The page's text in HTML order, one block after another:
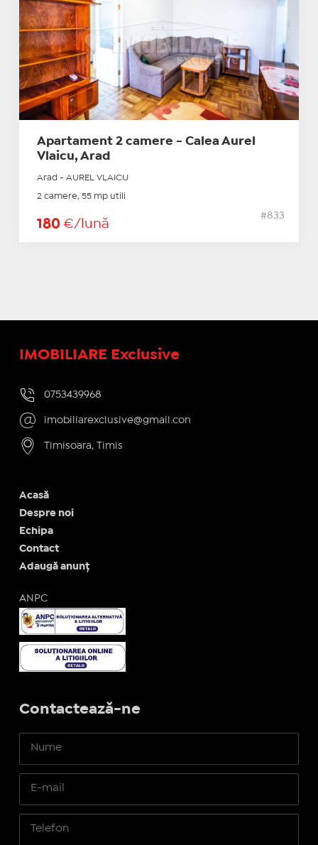
Apartament 2 camere - Calea Aurel
Vlaicu, Arad
Arad - AUREL VLAICU
2 camere, 55 mp utili
180 €/lună
#833
IMOBILIARE Exclusive
0753439968
imobiliarexclusive@gmail.con
Timisoara, Timis
Acasă
Despre noi
Echipa
Contact
Adaugă anunț
ANPC
Contactează-ne